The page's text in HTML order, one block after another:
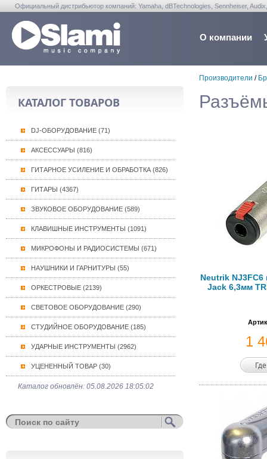
Официальный дистрибьютор компаний: Yamaha, dBTechnologies, Sennheiser,
О компании
КАТАЛОГ ТОВАРОВ
DJ-ОБОРУДОВАНИЕ (71)
АКСЕССУАРЫ (816)
ГИТАРНОЕ УСИЛЕНИЕ И ОБРАБОТКА (826)
ГИТАРЫ (4367)
ЗВУКОВОЕ ОБОРУДОВАНИЕ (589)
КЛАВИШНЫЕ ИНСТРУМЕНТЫ (1091)
МИКРОФОНЫ И РАДИОСИСТЕМЫ (671)
НАУШНИКИ И ГАРНИТУРЫ (55)
ОРКЕСТРОВЫЕ (2139)
СВЕТОВОЕ ОБОРУДОВАНИЕ (290)
СТУДИЙНОЕ ОБОРУДОВАНИЕ (185)
УДАРНЫЕ ИНСТРУМЕНТЫ (2962)
УЦЕНЕННЫЙ ТОВАР (30)
Каталог обновлён: 05.08.2026 18:05:02
Производители /
Neutrik
Jack 6,3мм
1